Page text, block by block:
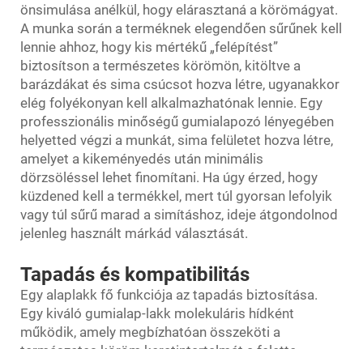
önsimulása anélkül, hogy elárasztaná a körömágyat.
A munka során a terméknek elegendően sűrűnek kell
lennie ahhoz, hogy kis mértékű „felépítést”
biztosítson a természetes körömön, kitöltve a
barázdákat és sima csúcsot hozva létre, ugyanakkor
elég folyékonyan kell alkalmazhatónak lennie. Egy
professzionális minőségű gumialapozó lényegében
helyetted végzi a munkát, sima felületet hozva létre,
amelyet a kikeményedés után minimális
dörzsöléssel lehet finomítani. Ha úgy érzed, hogy
küzdened kell a termékkel, mert túl gyorsan lefolyik
vagy túl sűrű marad a simításhoz, ideje átgondolnod
jelenleg használt márkád választását.
Tapadás és kompatibilitás
Egy alaplakk fő funkciója az tapadás biztosítása.
Egy kiváló gumialap-lakk molekuláris hídként
működik, amely megbízhatóan összeköti a